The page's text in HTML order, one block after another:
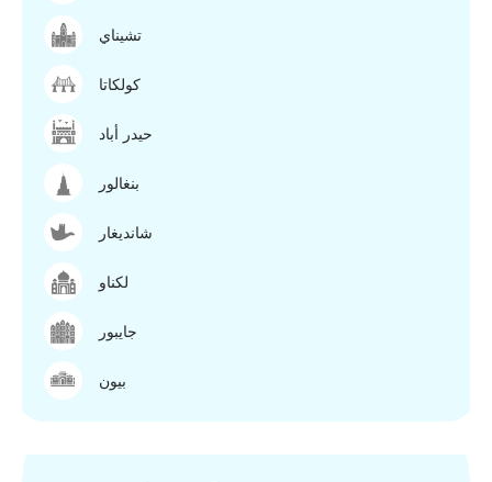
تشيناي
كولكاتا
حيدر أباد
بنغالور
شانديغار
لكناو
جايبور
بيون